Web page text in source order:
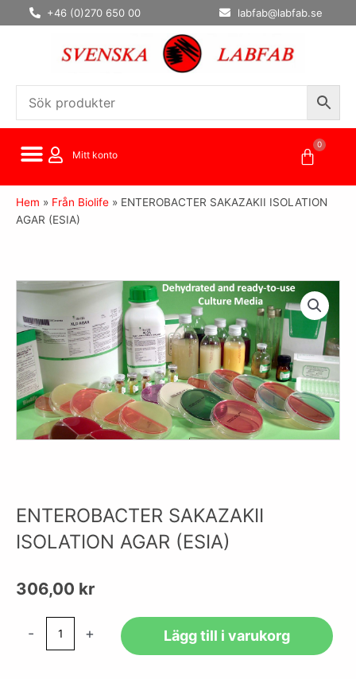
Hoppa
till
+46 (0)270 650 00 labfab@labfab.se
Mitt konto
0
Hem » Från Biolife » ENTEROBACTER SAKAZAKII ISOLATION
AGAR (ESIA)
ENTEROBACTER SAKAZAKII
ISOLATION AGAR (ESIA)
306,00 kr
- + Lägg till i varukorg